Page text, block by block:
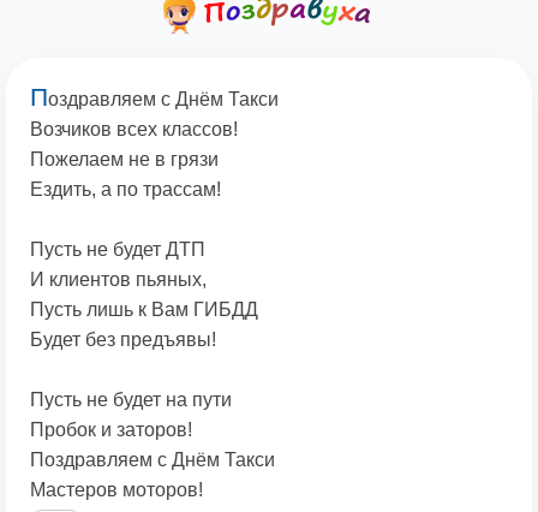
Поздравляем с Днём Такси
Возчиков всех классов!
Пожелаем не в грязи
Ездить, а по трассам!
Пусть не будет ДТП
И клиентов пьяных,
Пусть лишь к Вам ГИБДД
Будет без предъявы!
Пусть не будет на пути
Пробок и заторов!
Поздравляем с Днём Такси
Мастеров моторов!